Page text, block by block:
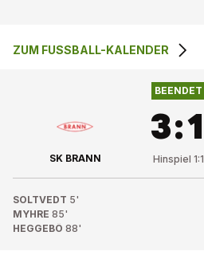
3 :1
ZUM FUSSBALL-KALENDER
SK BRANN
BEENDET
3:1
Hinspiel 1:1
SOLTVEDT 5'
MYHRE 85'
HEGGEBÖ 88'